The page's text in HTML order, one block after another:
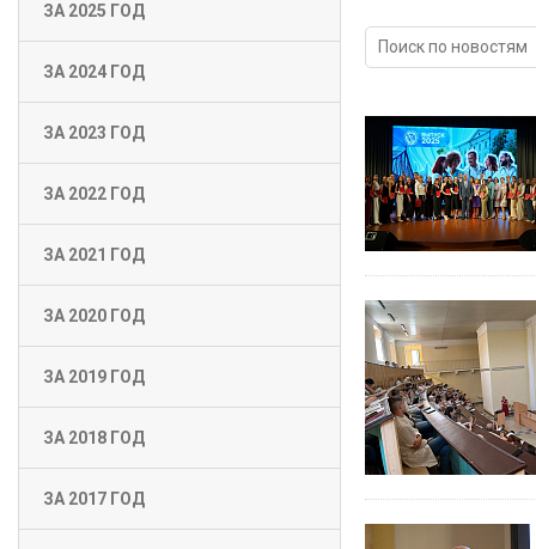
ЗА 2025 ГОД
ЗА 2024 ГОД
ЗА 2023 ГОД
ЗА 2022 ГОД
ЗА 2021 ГОД
ЗА 2020 ГОД
ЗА 2019 ГОД
ЗА 2018 ГОД
ЗА 2017 ГОД